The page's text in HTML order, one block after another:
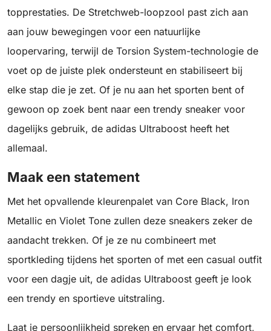
topprestaties. De Stretchweb-loopzool past zich aan
aan jouw bewegingen voor een natuurlijke
loopervaring, terwijl de Torsion System-technologie de
voet op de juiste plek ondersteunt en stabiliseert bij
elke stap die je zet. Of je nu aan het sporten bent of
gewoon op zoek bent naar een trendy sneaker voor
dagelijks gebruik, de adidas Ultraboost heeft het
allemaal.
Maak een statement
Met het opvallende kleurenpalet van Core Black, Iron
Metallic en Violet Tone zullen deze sneakers zeker de
aandacht trekken. Of je ze nu combineert met
sportkleding tijdens het sporten of met een casual outfit
voor een dagje uit, de adidas Ultraboost geeft je look
een trendy en sportieve uitstraling.
Laat je persoonlijkheid spreken en ervaar het comfort,